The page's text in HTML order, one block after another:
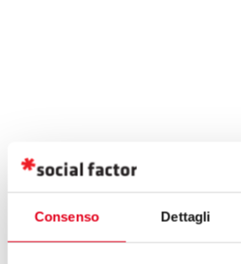
Consenso Dettagli